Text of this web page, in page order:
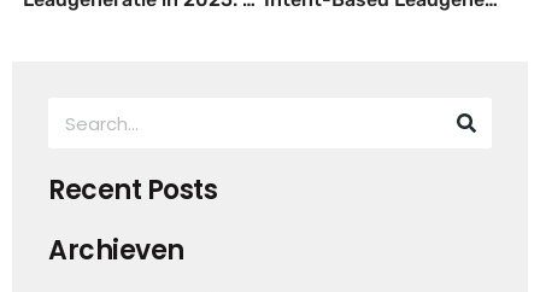
Recent Posts
Archieven